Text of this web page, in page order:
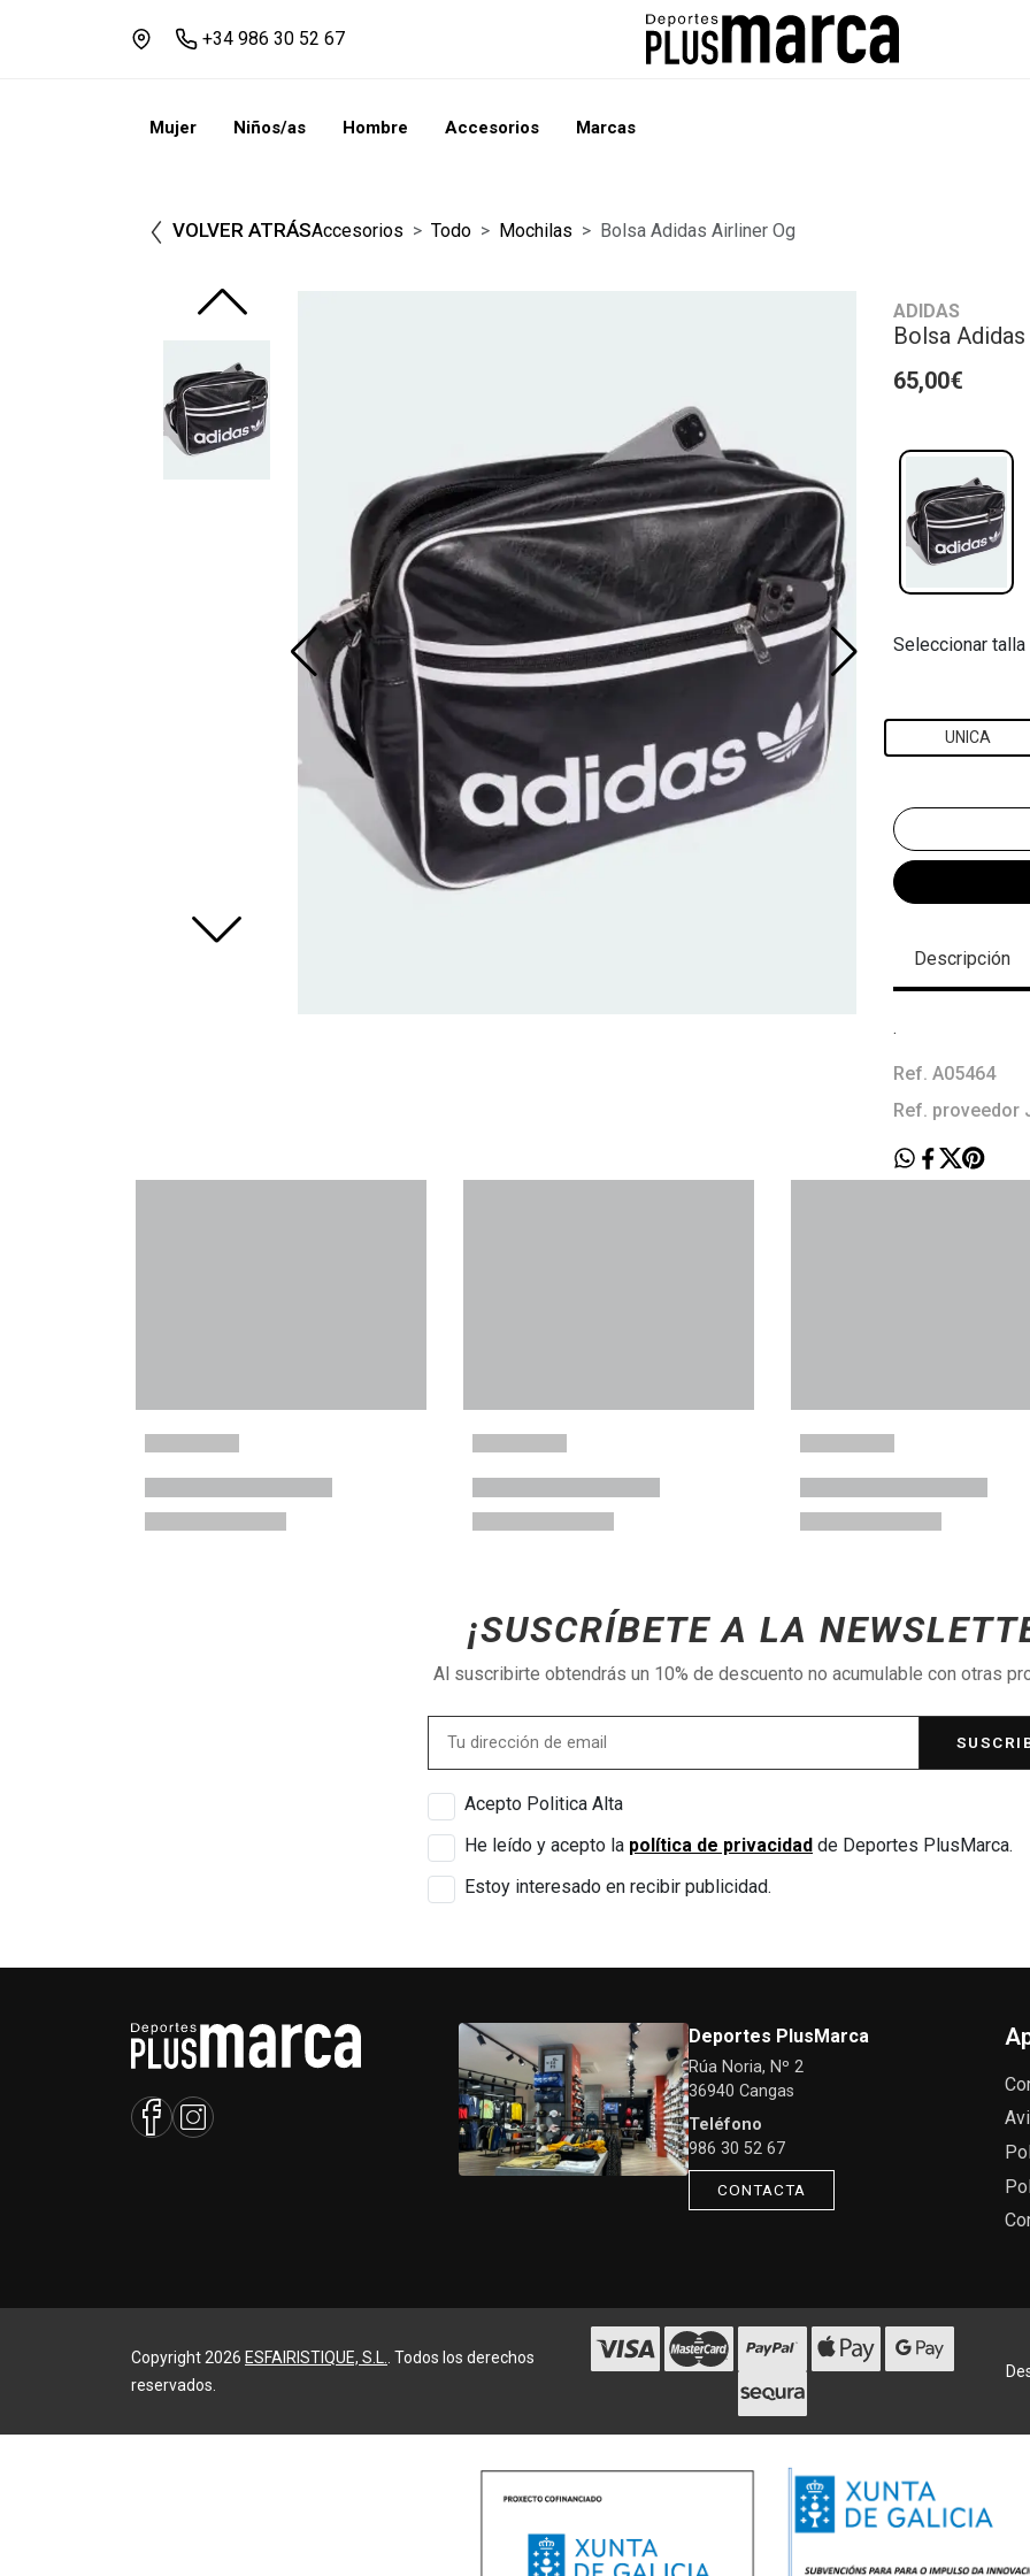
+34 986 30 52 67
Mujer Niños/as Hombre Accesorios Marcas
VOLVER ATRÁSAccesorios Todo Mochilas Bolsa Adidas Airliner Og
ADIDAS
Bolsa
65,00€
Seleccionar talla
UNICA
Descripción
.
Ref. A05464
Ref. proveedor
¡SUSCRÍBETE A LA
Al suscribirte obtendrás un 10% de descuento no acumulable con otras
Acepto Politica Alta
He leído y acepto la política de privacidad de Deportes PlusMarca.
Estoy interesado en recibir publicidad.
Deportes PlusMarca
Rúa Noria, Nº 2
36940 Cangas
Teléfono
986 30 52 67
CONTACTA
Copyright 2026 ESFAIRISTIQUE, S.L.
. Todos los derechos
reservados.